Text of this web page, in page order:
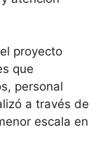
proyecto
que
personal
a través de
escala en